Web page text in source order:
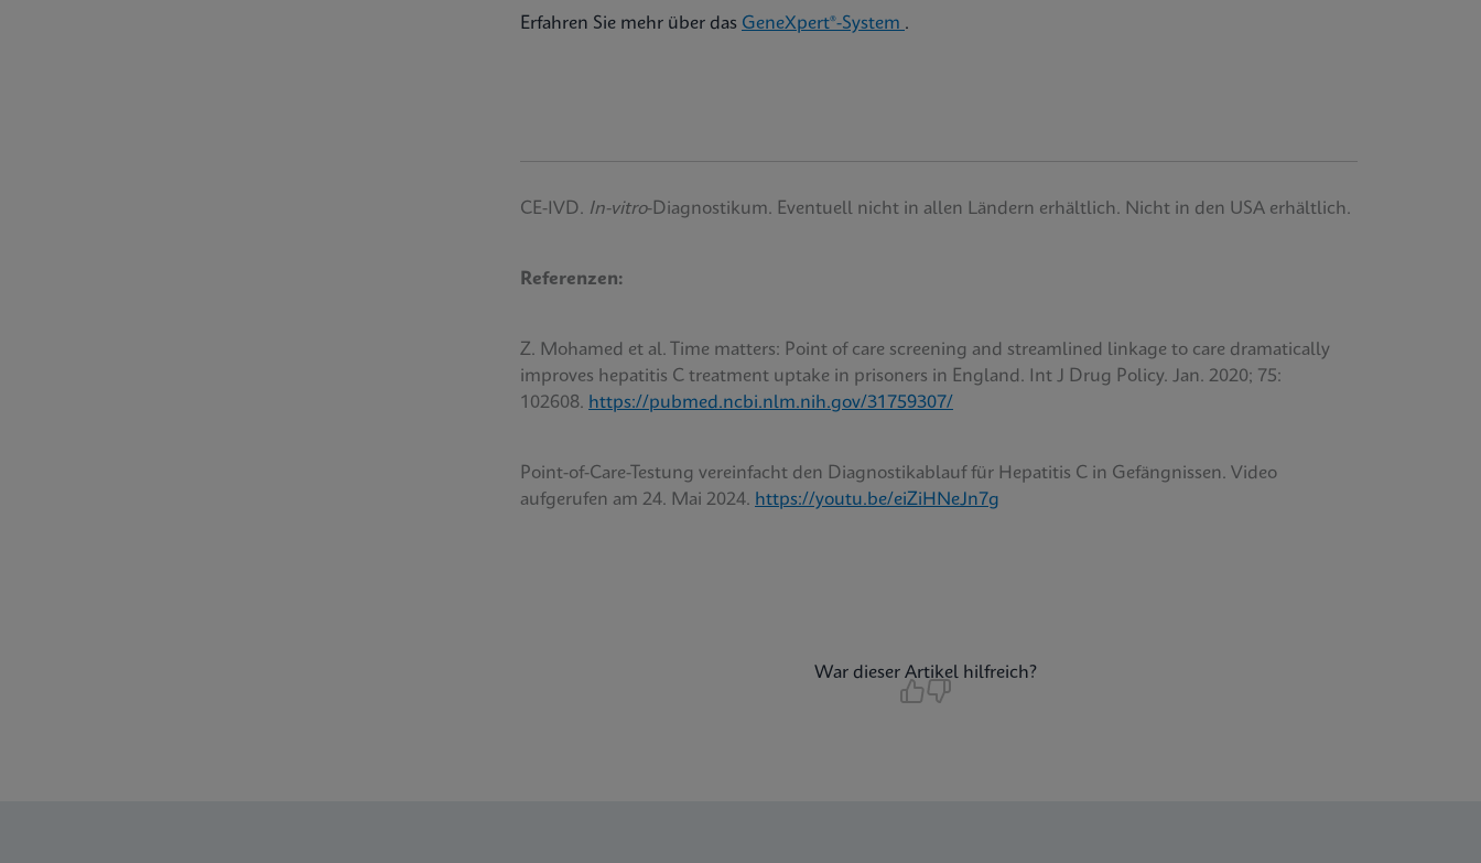
Erfahren Sie mehr über das GeneXpert®-System .
CE-IVD. In-vitro-Diagnostikum. Eventuell nicht in allen Ländern erhältlich. Nicht in den USA erhältlich.
Referenzen:
Z. Mohamed et al. Time matters: Point of care screening and streamlined linkage to care dramatically
improves hepatitis C treatment uptake in prisoners in England. Int J Drug Policy. Jan. 2020; 75:
102608. https://pubmed.ncbi.nlm.nih.gov/31759307/
Point-of-Care-Testung vereinfacht den Diagnostikablauf für Hepatitis C in Gefängnissen. Video
aufgerufen am 24. Mai 2024. https://youtu.be/eiZiHNeJn7g
War dieser Artikel hilfreich?